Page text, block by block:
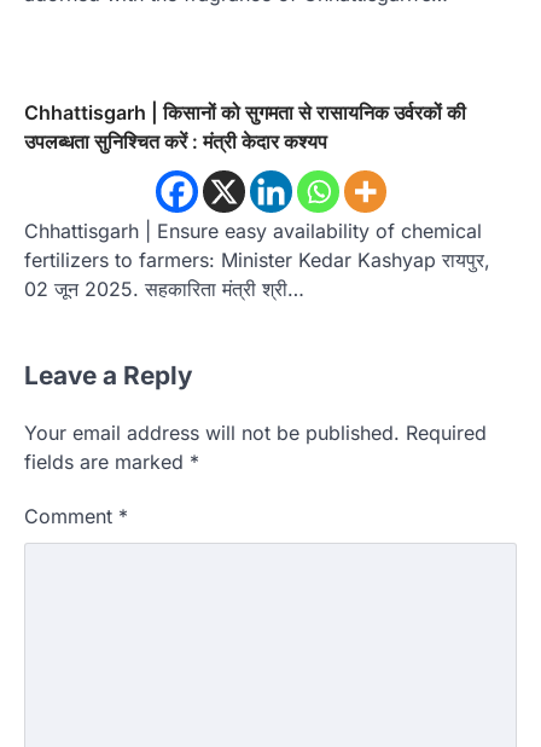
Chhattisgarh | किसानों को सुगमता से रासायनिक उर्वरकों की
उपलब्धता सुनिश्चित करें : मंत्री केदार कश्यप
Chhattisgarh | Ensure easy availability of chemical
fertilizers to farmers: Minister Kedar Kashyap रायपुर,
02 जून 2025. सहकारिता मंत्री श्री…
Leave a Reply
Your email address will not be published. Required
fields are marked *
Comment *